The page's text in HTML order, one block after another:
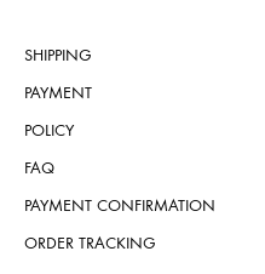
SHIPPING
PAYMENT
POLICY
FAQ
PAYMENT CONFIRMATION
ORDER TRACKING